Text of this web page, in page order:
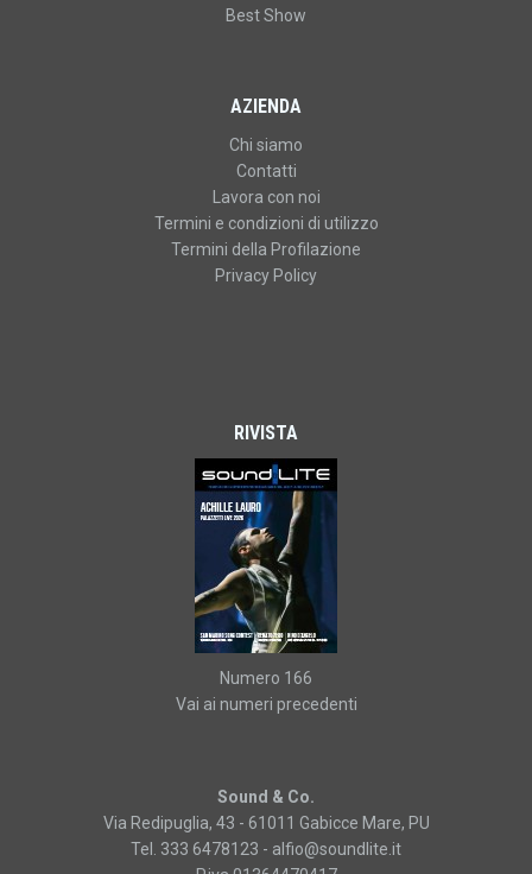
Best Show
AZIENDA
Chi siamo
Contatti
Lavora con noi
Termini e condizioni di utilizzo
Termini della Profilazione
Privacy Policy
RIVISTA
Numero 166
Vai ai numeri precedenti
Sound & Co.
Via Redipuglia, 43 - 61011 Gabicce Mare, PU
Tel. 333 6478123 - alfio@soundlite.it